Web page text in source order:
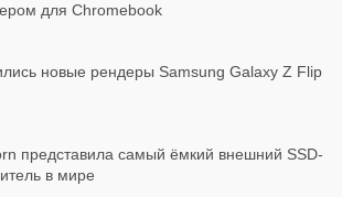
для Chromebook
новые рендеры Samsung Galaxy Z Flip
представила самый ёмкий внешний SSD-
в мире